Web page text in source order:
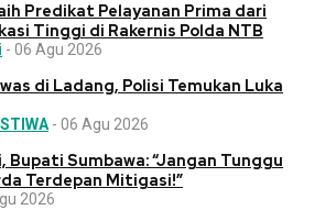
Predikat Pelayanan Prima dari
Tinggi di Rakernis Polda NTB
- 06 Agu 2026
di Ladang, Polisi Temukan Luka
- 06 Agu 2026
Bupati Sumbawa: “Jangan Tunggu
Terdepan Mitigasi!”
2026